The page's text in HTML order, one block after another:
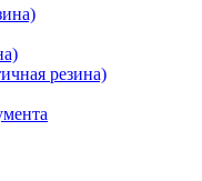
резина)